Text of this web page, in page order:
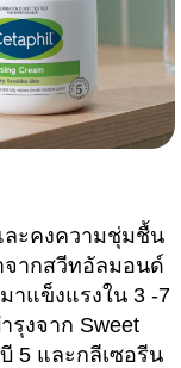
ละคงความชุ่มชื้น
ากสวีทอัลมอนด์
าแข็งแรงใน 3 -7
งจาก Sweet
5 และกลีเซอรีน